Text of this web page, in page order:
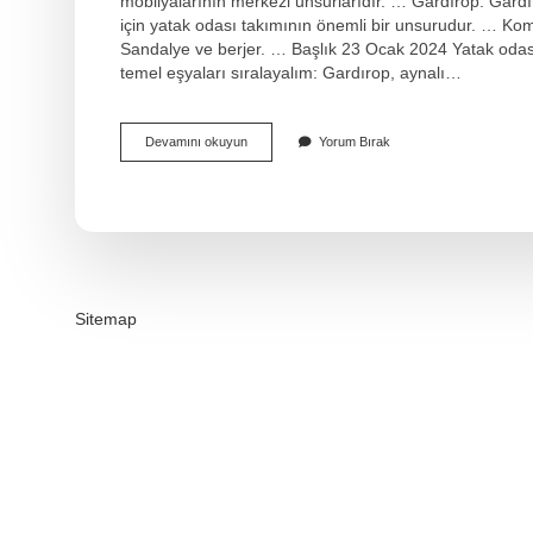
için yatak odası takımının önemli bir unsurudur. …
Sandalye ve berjer. … Başlık 23 Ocak 2024 Yatak
temel eşyaları sıralayalım: Gardırop, aynalı…
Devamını okuyunYatak
Odası
Mı
Yorum Bırak
Sitemap